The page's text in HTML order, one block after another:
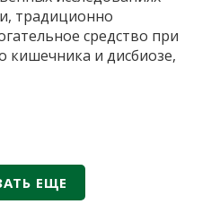
традиционно
средство при
кишечника и дисбиозе,
состояний. По
научных журналах
медицинских наук»,
ЕЩЕ